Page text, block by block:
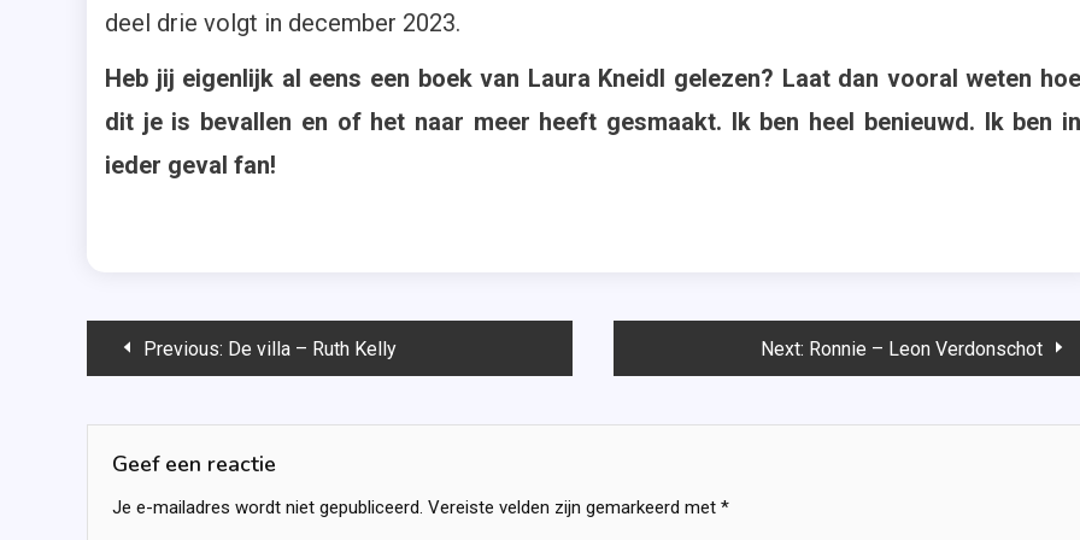
deel drie volgt in december 2023.
Heb jij eigenlijk al eens een boek van Laura Kneidl gelezen? Laat dan vooral weten hoe
dit je is bevallen en of het naar meer heeft gesmaakt. Ik ben heel benieuwd. Ik ben in
ieder geval fan!
Bericht
Previous: De villa – Ruth Kelly Next: Ronnie – Leon Verdonschot
Geef een reactie
Je e-mailadres wordt niet gepubliceerd. Vereiste velden zijn gemarkeerd met *